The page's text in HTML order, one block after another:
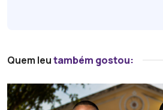
Quem leutambém gostou: